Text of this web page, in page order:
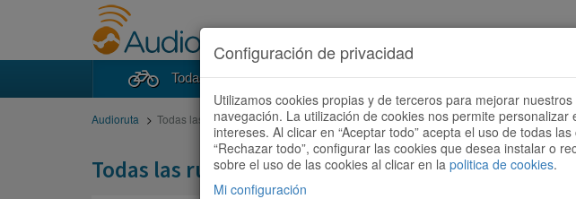
Todas las rutas Buscador de rutas
Audioruta Todas las rutas
Todas las rutas
Configuración de privacidad
Utilizamos cookies propias y de terceros para mejorar
navegación. La utilización de cookies nos permite
intereses. Al clicar en “Aceptar todo” acepta el uso de todas
“Rechazar todo”, configurar las cookies que desea instalar o
sobre el uso de las cookies al clicar en la politica de cookies.
Mi configuración